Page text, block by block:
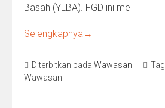
Basah (YLBA). FGD ini me
Selengkapnya→
Diterbitkan pada Wawasan
Tag
Wawasan